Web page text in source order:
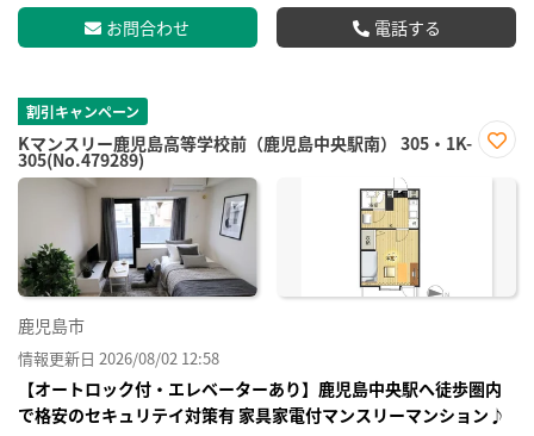
お問合わせ 電話する
割引キャンペーン
Kマンスリー鹿児島高等学校前（鹿児島中央駅南） 305・1K-
305(No.479289)
に入
鹿児島市
情報更新日 2026/08/02 12:58
【オートロック付・エレベーターあり】鹿児島中央駅へ徒歩圏内
で格安のセキュリテイ対策有 家具家電付マンスリーマンション♪